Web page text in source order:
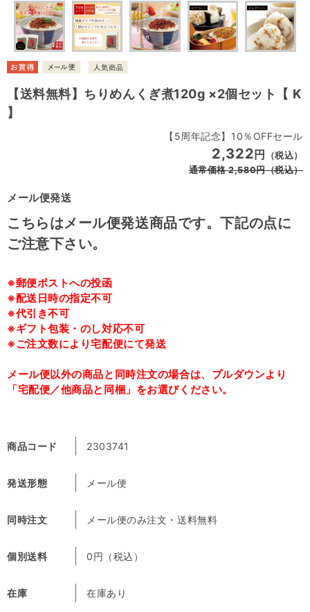
【送料無料】ちりめんくぎ煮120g ×2個セット【 K
】
メール便発送
【5周年記念】10％OFFセール
2,322円
（税込）
通常価格2,580円（税込）
商品コード 2303741
発送形態 メール便
同時注文 メール便のみ注文・送料無料
個別送料 0円（税込）
在庫 在庫あり
こちらはメール便発送商品です。下記の点に
ご注意下さい。
※郵便ポストへの投函
※配送日時の指定不可
※代引き不可
※ギフト包装・のし対応不可
※ご注文数により宅配便にて発送
メール便以外の商品と同時注文の場合は、プルダウンより
「宅配便／他商品と同梱」をお選びください。